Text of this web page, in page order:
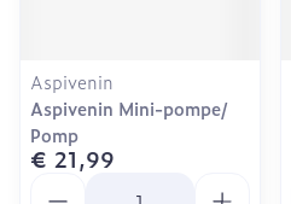
Aspivenin
Aspivenin Mini-pompe/
Pomp
€ 21,99